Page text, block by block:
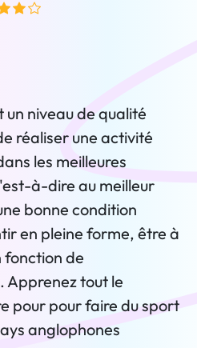
niveau de qualité
réaliser une activité
les meilleures
à-dire au meilleur
bonne condition
en pleine forme, être à
fonction de
Apprenez tout le
pour pour faire du sport
anglophones